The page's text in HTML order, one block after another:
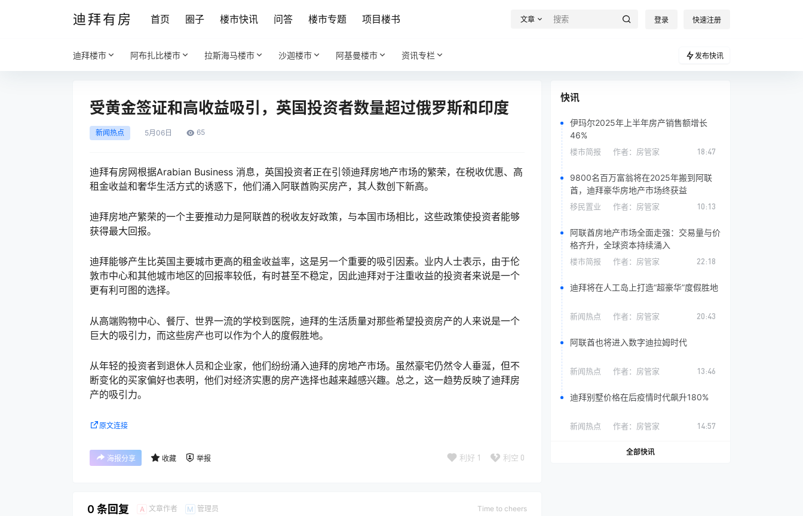
迪拜有房 首页 圈子 楼市快讯 问答 楼市专题 项目楼书 文章 登录 快速注册
迪拜楼市 阿布扎比楼市 拉斯海马楼市 沙迦楼市 阿基曼楼市 资讯专栏 发布快讯
受黄金签证和高收益吸引，英国投资者数量超过俄罗斯和印度
新闻热点 5月 06日 65
迪拜有房网根据Arabian Business 消息，英国投资者正在引领迪拜房地产市场的繁荣，在税收优惠、高
租金收益和奢华生活方式的诱惑下，他们涌入阿联酋购买房产，其人数创下新高。
迪拜房地产繁荣的一个主要推动力是阿联酋的税收友好政策，与本国市场相比，这些政策使投资者能够
获得最大回报。
迪拜能够产生比英国主要城市更高的租金收益率，这是另一个重要的吸引因素。业内人士表示，由于伦
敦市中心和其他城市地区的回报率较低，有时甚至不稳定，因此迪拜对于注重收益的投资者来说是一个
更有利可图的选择。
从高端购物中心、餐厅、世界一流的学校到医院，迪拜的生活质量对那些希望投资房产的人来说是一个
巨大的吸引力，而这些房产也可以作为个人的度假胜地。
从年轻的投资者到退休人员和企业家，他们纷纷涌入迪拜的房地产市场。虽然豪宅仍然令人垂涎，但不
断变化的买家偏好也表明，他们对经济实惠的房产选择也越来越感兴趣。总之，这一趋势反映了迪拜房
产的吸引力。
原文连接
海报分享 收藏 举报 利好 1 利空 0
0 条回复 A 文章作者 M 管理员 Time to cheers
快讯
伊玛尔2025年上半年房产销售额增长
46%
楼市简报 作者： 房管家 18:47
9800名百万富翁将在2025年搬到阿联
酋，迪拜豪华房地产市场终获益
移民置业 作者： 房管家 10:13
阿联酋房地产市场全面走强：交易量与价
格齐升，全球资本持续涌入
楼市简报 作者： 房管家 22:18
迪拜将在人工岛上打造“超豪华”度假胜地
新闻热点 作者： 房管家 20:43
阿联酋也将进入数字迪拉姆时代
新闻热点 作者： 房管家 13:46
迪拜别墅价格在后疫情时代飙升180%
新闻热点 作者： 房管家 14:57
全部快讯